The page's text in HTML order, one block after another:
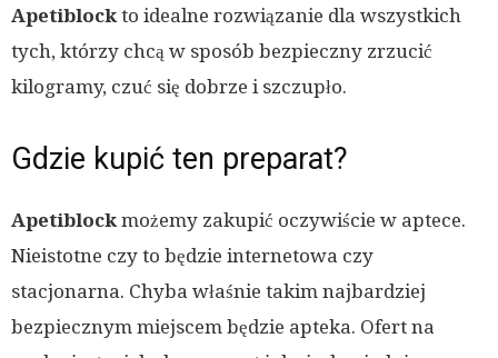
Apetiblock to idealne rozwiązanie dla wszystkich
tych, którzy chcą w sposób bezpieczny zrzucić
kilogramy, czuć się dobrze i szczupło.
Gdzie kupić ten preparat?
Apetiblock możemy zakupić oczywiście w aptece.
Nieistotne czy to będzie internetowa czy
stacjonarna. Chyba właśnie takim najbardziej
bezpiecznym miejscem będzie apteka. Ofert na